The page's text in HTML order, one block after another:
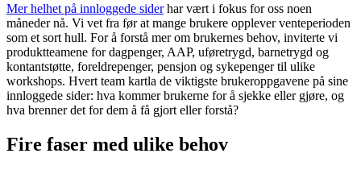
Mer helhet på innloggede siderhar vært i fokus for oss noen
måneder nå. Vi vet fra før at mange brukere opplever venteperioden
som et sort hull. For å forstå mer om brukernes behov, inviterte vi
produktteamene for dagpenger, AAP, uføretrygd, barnetrygd og
kontantstøtte, foreldrepenger, pensjon og sykepenger til ulike
workshops. Hvert team kartla de viktigste brukeroppgavene på sine
innloggede sider: hva kommer brukerne for å sjekke eller gjøre, og
hva brenner det for dem å få gjort eller forstå?
Fire faser med ulike behov